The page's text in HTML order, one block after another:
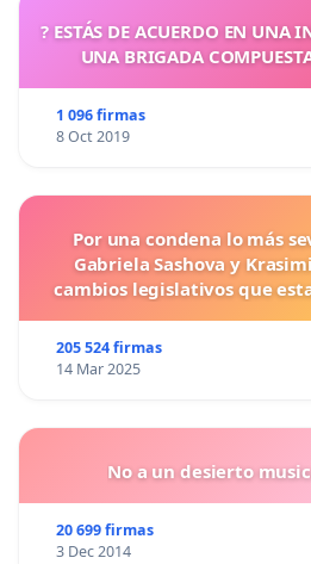
? ESTÁS DE ACUERDO EN UNA
UNA BRIGADA
1 096 firmas
8 Oct 2019
Por una condena lo más
Gabriela Sashova y
cambios legislativos que
205 524 firmas
14 Mar 2025
No a un desierto
20 699 firmas
3 Dec 2014